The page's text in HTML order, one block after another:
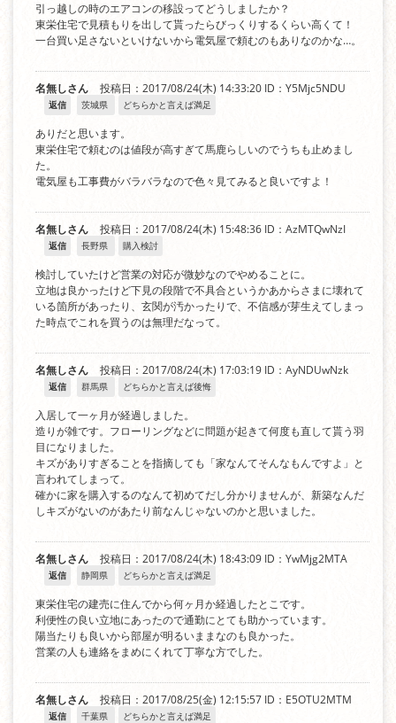
引っ越しの時のエアコンの移設ってどうしましたか？
東栄住宅で見積もりを出して貰ったらびっくりするくらい高くて！
一台買い足さないといけないから電気屋で頼むのもありなのかな…。
名無しさん 投稿日：2017/08/24(木) 14:33:20 ID：Y5Mjc5NDU
返信 茨城県 どちらかと言えば満足
ありだと思います。
東栄住宅で頼むのは値段が高すぎて馬鹿らしいのでうちも止めまし
た。
電気屋も工事費がバラバラなので色々見てみると良いですよ！
名無しさん 投稿日：2017/08/24(木) 15:48:36 ID：AzMTQwNzI
返信 長野県 購入検討
検討していたけど営業の対応が微妙なのでやめることに。
立地は良かったけど下見の段階で不具合というかあからさまに壊れて
いる箇所があったり、玄関が汚かったりで、不信感が芽生えてしまっ
た時点でこれを買うのは無理だなって。
名無しさん 投稿日：2017/08/24(木) 17:03:19 ID：AyNDUwNzk
返信 群馬県 どちらかと言えば後悔
入居して一ヶ月が経過しました。
造りが雑です。フローリングなどに問題が起きて何度も直して貰う羽
目になりました。
キズがありすぎることを指摘しても「家なんてそんなもんですよ」と
言われてしまって。
確かに家を購入するのなんて初めてだし分かりませんが、新築なんだ
しキズがないのがあたり前なんじゃないのかと思いました。
名無しさん 投稿日：2017/08/24(木) 18:43:09 ID：YwMjg2MTA
返信 静岡県 どちらかと言えば満足
東栄住宅の建売に住んでから何ヶ月か経過したとこです。
利便性の良い立地にあったので通勤にとても助かっています。
陽当たりも良いから部屋が明るいままなのも良かった。
営業の人も連絡をまめにくれて丁寧な方でした。
名無しさん 投稿日：2017/08/25(金) 12:15:57 ID：E5OTU2MTM
返信 千葉県 どちらかと言えば満足